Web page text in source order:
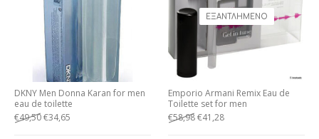
DKNY Men Donna Karan for men
eau de toilette
€49,50€34,65
ΕΞΑΝΤΛΗΜΈΝΟ
Emporio Armani Remix Eau de
Toilette set for men
€58,98€41,28